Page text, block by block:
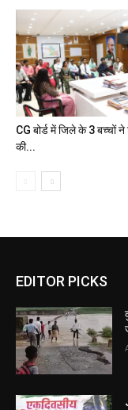
CG बोर्ड में जिले के 3 बच्चों
की...
EDITOR PICKS